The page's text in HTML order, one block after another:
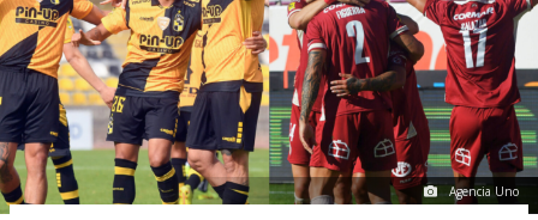
Agencia Uno